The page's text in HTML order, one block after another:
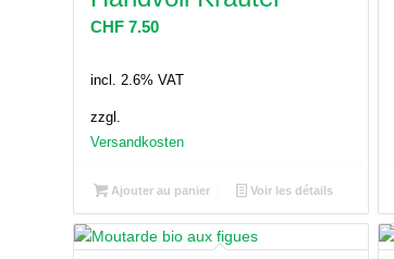
CHF 7.50
incl. 2.6% VAT
zzgl.
Versandkosten
Ajouter au panier Voir les détails